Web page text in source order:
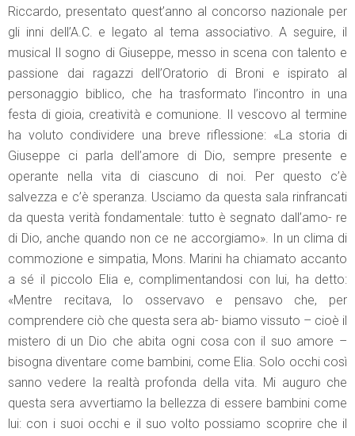
Riccardo, presentato quest’anno al concorso nazionale per
gli inni dell’A.C. e legato al tema associativo. A seguire, il
musical Il sogno di Giuseppe, messo in scena con talento e
passione dai ragazzi dell’Oratorio di Broni e ispirato al
personaggio biblico, che ha trasformato l’incontro in una
festa di gioia, creatività e comunione. Il vescovo al termine
ha voluto condividere una breve riflessione: «La storia di
Giuseppe ci parla dell’amore di Dio, sempre presente e
operante nella vita di ciascuno di noi. Per questo c’è
salvezza e c’è speranza. Usciamo da questa sala rinfrancati
da questa verità fondamentale: tutto è segnato dall’amo- re
di Dio, anche quando non ce ne accorgiamo». In un clima di
commozione e simpatia, Mons. Marini ha chiamato accanto
a sé il piccolo Elia e, complimentandosi con lui, ha detto:
«Mentre recitava, lo osservavo e pensavo che, per
comprendere ciò che questa sera ab- biamo vissuto – cioè il
mistero di un Dio che abita ogni cosa con il suo amore –
bisogna diventare come bambini, come Elia. Solo occhi così
sanno vedere la realtà profonda della vita. Mi auguro che
questa sera avvertiamo la bellezza di essere bambini come
lui: con i suoi occhi e il suo volto possiamo scoprire che il